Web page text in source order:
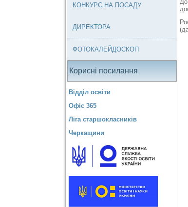
КОНКУРС НА ПОСАДУ
ДИРЕКТОРА
ФОТОКАЛЕЙДОСКОП
Корисні посилання
Відділ освіти
Офіс 365
Ліга старшокласників
Черкащини